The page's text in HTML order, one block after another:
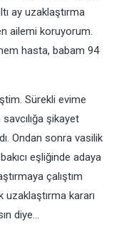
ay uzaklaştırma
ailemi koruyorum.
hasta, babam 94
Sürekli evime
şikayet
Ondan sonra vasilik
eşliğinde adaya
çalıştım
uzaklaştırma kararı
diye…